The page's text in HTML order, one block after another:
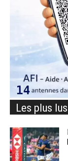
Les plus lus